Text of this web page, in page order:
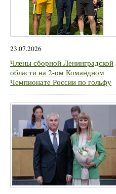
23.07.2026
Члены сборной Ленинградской
области на 2-ом Командном
Чемпионате России по гольфу